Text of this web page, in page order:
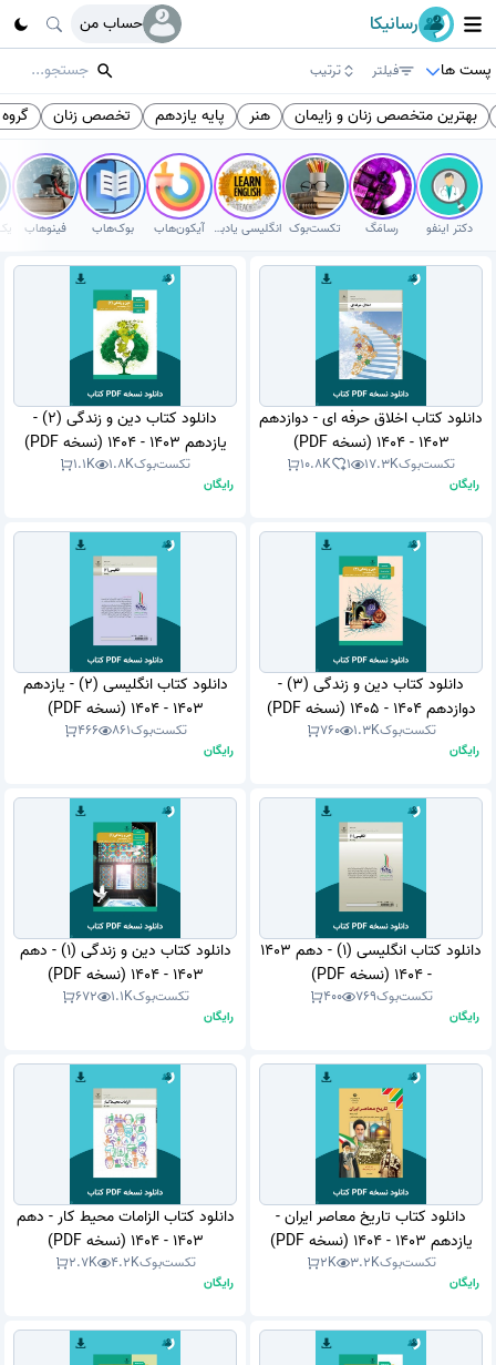
رسانیکا
حساب من
پست ها
فیلتر ترتیب
بهترین متخصص زنان و زایمان هنر پایه یازدهم تخصص زنان
دکتر اینفو رسامَگ تکست‌بوک انگلیسی یادبگیر آیکون‌هاب بوک‌هاب فینوهاب
دانلود کتاب اخلاق حرفه ای - دوازدهم
1403 - 1404 (نسخه PDF)
تکست‌بوک17.3K
1
10.8K
رایگان
دانلود کتاب دین و زندگی (2) -
یازدهم 1403 - 1404 (نسخه PDF)
تکست‌بوک1.8K
1.1K
رایگان
دانلود کتاب دین و زندگی (3) -
دوازدهم 1404 - 1405 (نسخه PDF)
تکست‌بوک1.3K
760
رایگان
دانلود کتاب انگلیسی (2) - یازدهم
1403 - 1404 (نسخه PDF)
تکست‌بوک861
466
رایگان
دانلود کتاب انگلیسی (1) - دهم 1403
- 1404 (نسخه PDF)
تکست‌بوک769
400
رایگان
دانلود کتاب دین و زندگی (1) - دهم
1403 - 1404 (نسخه PDF)
تکست‌بوک1.1K
672
رایگان
دانلود کتاب تاریخ معاصر ایران -
یازدهم 1403 - 1404 (نسخه PDF)
تکست‌بوک3.2K
2K
رایگان
دانلود کتاب الزامات محیط کار - دهم
1403 - 1404 (نسخه PDF)
تکست‌بوک4.2K
2.7K
رایگان